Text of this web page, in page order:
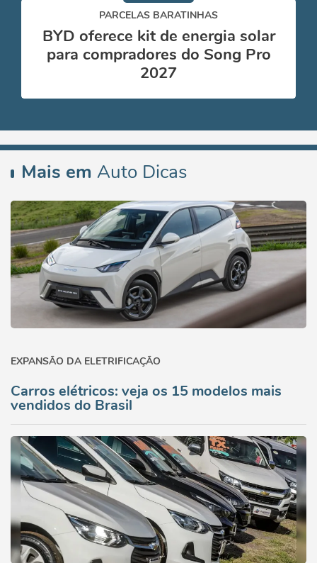
PARCELAS BARATINHAS
BYD oferece kit de energia solar
para compradores do Song Pro
2027
Mais em Auto Dicas
EXPANSÃO DA ELETRIFICAÇÃO
Carros elétricos: veja os 15 modelos mais
vendidos do Brasil